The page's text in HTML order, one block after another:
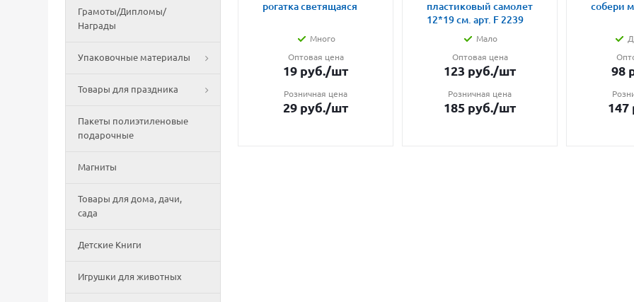
Грамоты/Дипломы/
Награды
Упаковочные материалы
Товары для праздника
Пакеты полиэтиленовые
подарочные
Магниты
Товары для дома, дачи,
сада
Детские Книги
Игрушки для животных
рогатка светящаяся
Много
Оптовая цена
19 руб./шт
Розничная цена
29 руб./шт
пластиковый самолет
12*19 см. арт. F 2239
Мало
Оптовая цена
123 руб./шт
Розничная цена
185 руб./шт
собери
98
147